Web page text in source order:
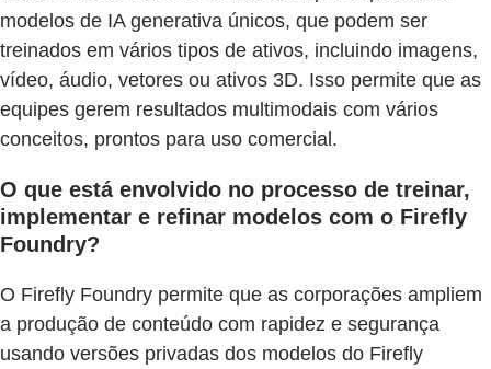
modelos de IA generativa únicos, que podem ser
treinados em vários tipos de ativos, incluindo imagens,
vídeo, áudio, vetores ou ativos 3D. Isso permite que as
equipes gerem resultados multimodais com vários
conceitos, prontos para uso comercial.
O que está envolvido no processo de treinar,
implementar e refinar modelos com o Firefly
Foundry?
O Firefly Foundry permite que as corporações ampliem
a produção de conteúdo com rapidez e segurança
usando versões privadas dos modelos do Firefly